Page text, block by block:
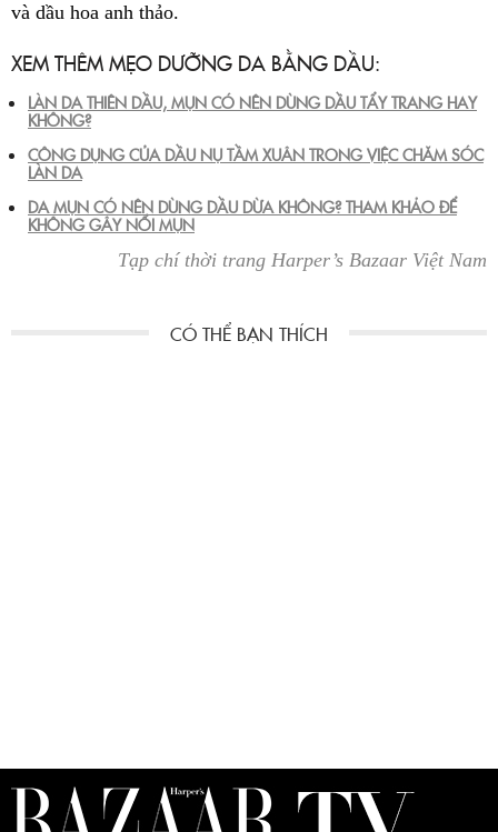
và dầu hoa anh thảo.
XEM THÊM MẸO DƯỠNG DA BẰNG DẦU:
LÀN DA THIÊN DẦU, MỤN CÓ NÊN DÙNG DẦU TẨY TRANG HAY
KHÔNG?
CÔNG DỤNG CỦA DẦU NỤ TẦM XUÂN TRONG VIỆC CHĂM SÓC
LÀN DA
DA MỤN CÓ NÊN DÙNG DẦU DỪA KHÔNG? THAM KHẢO ĐỂ
KHÔNG GÂY NỔI MỤN
Tạp chí thời trang Harper’s Bazaar Việt Nam